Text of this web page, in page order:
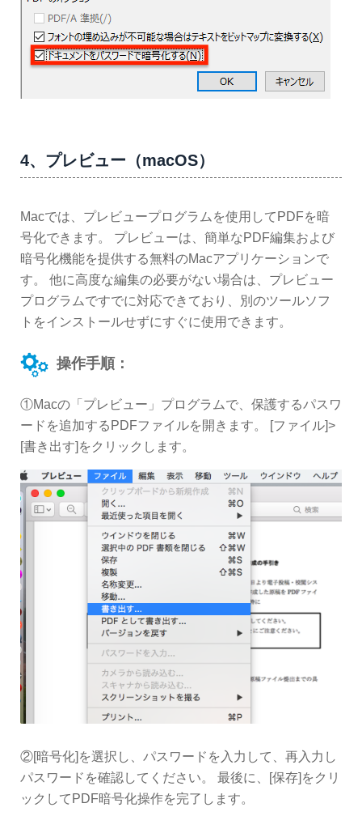
4、プレビュー（macOS）
Macでは、プレビュープログラムを使用してPDFを暗
号化できます。 プレビューは、簡単なPDF編集および
暗号化機能を提供する無料のMacアプリケーションで
す。 他に高度な編集の必要がない場合は、プレビュー
プログラムですでに対応できており、別のツールソフ
トをインストールせずにすぐに使用できます。
操作手順：
①Macの「プレビュー」プログラムで、保護するパスワ
ードを追加するPDFファイルを開きます。 [ファイル]>
[書き出す]をクリックします。
②[暗号化]を選択し、パスワードを入力して、再入力し
パスワードを確認してください。 最後に、[保存]をクリ
ックしてPDF暗号化操作を完了します。